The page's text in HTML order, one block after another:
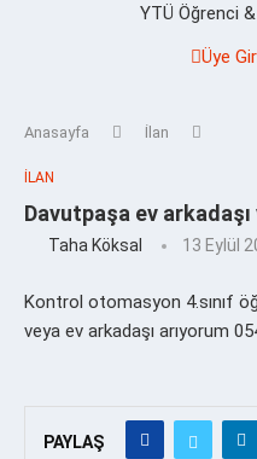
YTÜ Öğrenci
Üye
Anasayfa İlan
İLAN
Davutpaşa ev arkadaşı
Taha Köksal 13 Eylül
Kontrol otomasyon 4.sınıf
veya ev arkadaşı arıyorum
PAYLAŞ